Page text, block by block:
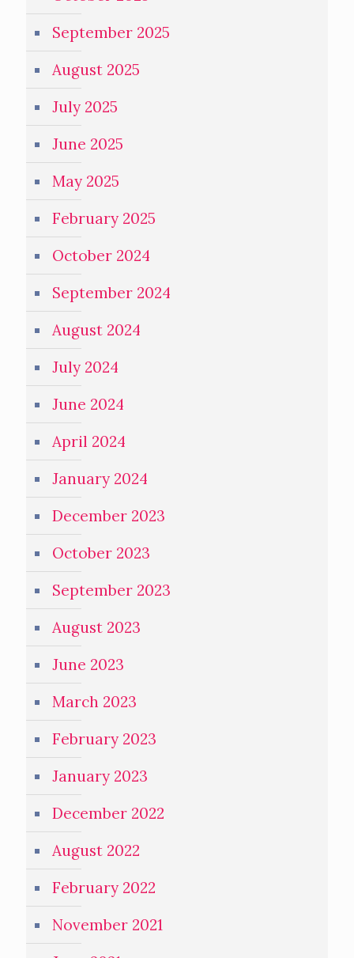
September 2025
August 2025
July 2025
June 2025
May 2025
February 2025
October 2024
September 2024
August 2024
July 2024
June 2024
April 2024
January 2024
December 2023
October 2023
September 2023
August 2023
June 2023
March 2023
February 2023
January 2023
December 2022
August 2022
February 2022
November 2021